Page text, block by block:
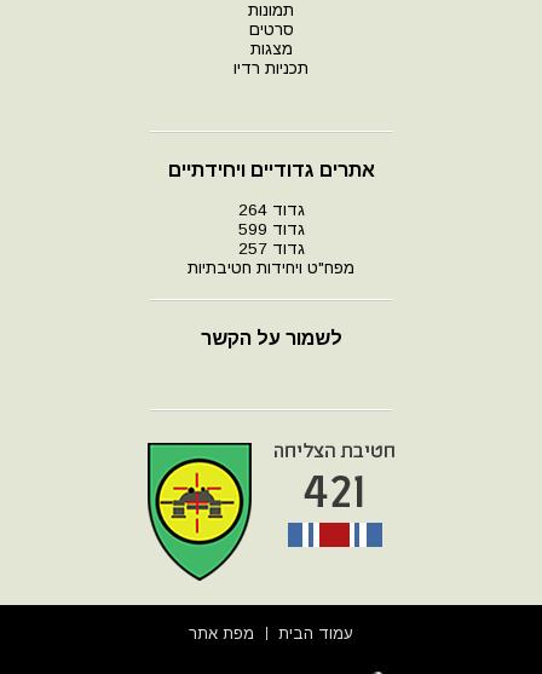
תמונות
סרטים
מצגות
תכניות רדיו
אתרים גדודיים ויחידתיים
גדוד 264
גדוד 599
גדוד 257
מפח"ט ויחידות חטיבתיות
לשמור על הקשר
עמוד הבית מפת אתר